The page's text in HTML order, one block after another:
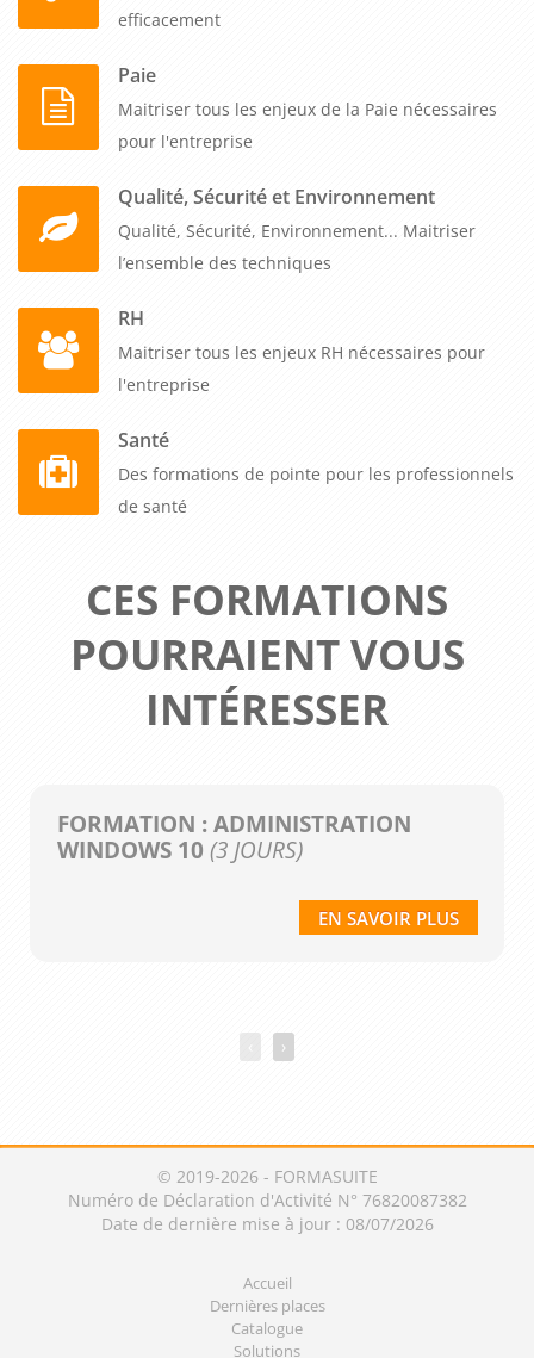
efficacement
Paie
Maitriser tous les enjeux de la Paie nécessaires
pour l'entreprise
Qualité, Sécurité et Environnement
Qualité, Sécurité, Environnement... Maitriser
l’ensemble des techniques
RH
Maitriser tous les enjeux RH nécessaires pour
l'entreprise
Santé
Des formations de pointe pour les professionnels
de santé
CES FORMATIONS
POURRAIENT VOUS
INTÉRESSER
FORMATION : ADMINISTRATION
WINDOWS 10 (3 JOURS)
EN SAVOIR PLUS
›
© 2019-2026 - FORMASUITE
Numéro de Déclaration d'Activité N° 76820087382
Date de dernière mise à jour : 08/07/2026
Accueil
Dernières places
Catalogue
Solutions